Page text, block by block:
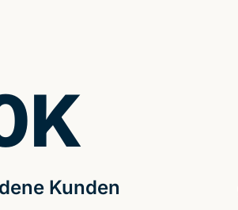
Kunden
K